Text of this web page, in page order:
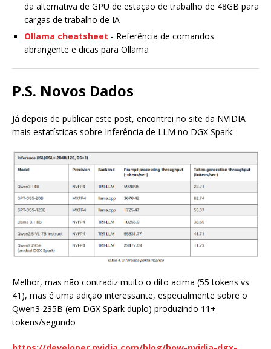
da alternativa de GPU de estação de trabalho de 48GB para
cargas de trabalho de IA
Ollama cheatsheet - Referência de comandos
abrangente e dicas para Ollama
P.S. Novos Dados
Já depois de publicar este post, encontrei no site da NVIDIA
mais estatísticas sobre Inferência de LLM no DGX Spark:
Melhor, mas não contradiz muito o dito acima (55 tokens vs
41), mas é uma adição interessante, especialmente sobre o
Qwen3 235B (em DGX Spark duplo) produzindo 11+
tokens/segundo